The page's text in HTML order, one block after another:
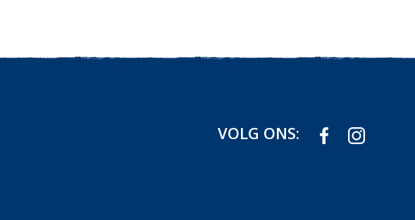
VOLG ONS: